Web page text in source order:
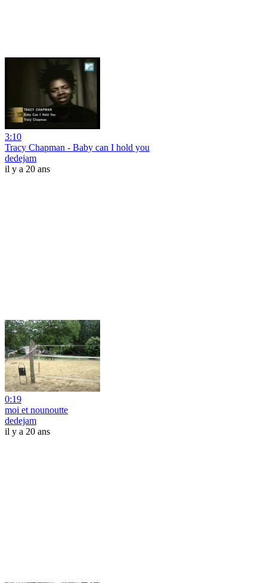
3:10
Tracy Chapman - Baby can I hold you
dedejam
il y a 20 ans
0:19
moi et nounoutte
dedejam
il y a 20 ans